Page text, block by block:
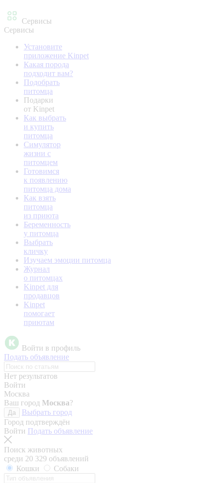
Сервисы
Сервисы
Установите
приложение Kinpet
Какая порода
подходит вам?
Подобрать
питомца
Подарки
от Kinpet
Как выбрать
и купить
питомца
Симулятор
жизни с
питомцем
Готовимся
к появлению
питомца дома
Как взять
питомца
из приюта
Беременность
у питомца
Выбрать
кличку
Изучаем эмоции питомца
Журнал
о питомцах
Kinpet для
продавцов
Kinpet
помогает
приютам
Войти в профиль
Подать объявление
Нет результатов
Войти
Москва
Ваш город Москва?
Да
Выбрать город
Город подтверждён
Войти Подать объявление
Поиск животных
среди 20 329 объявлений
Кошки
Собаки